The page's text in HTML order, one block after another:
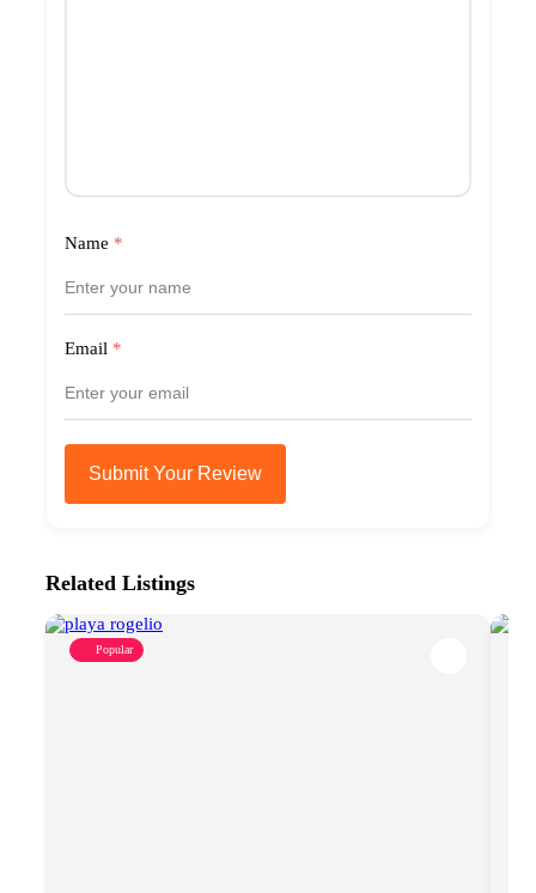
Name *
Email *
Submit Your Review
Related Listings
Popular